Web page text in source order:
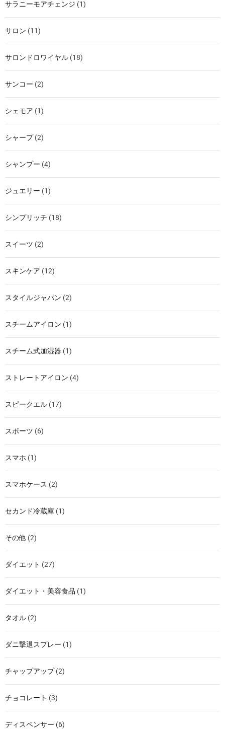
サラニーモアチェンジ (1)
サロン (11)
サロンドロワイヤル (18)
サンコー (2)
シェモア (1)
シャープ(2)
シャンプー (4)
ジュエリー (1)
シンプリッチ (18)
スイーツ (2)
スキンケア (12)
スタイルジャパン (2)
スチームアイロン (1)
スチーム式加湿器 (1)
ストレートアイロン (4)
スピークエル (17)
スポーツ (6)
スマホ (1)
スマホケース (2)
セカンド冷蔵庫 (1)
その他 (2)
ダイエット (27)
ダイエット・美容食品 (1)
タオル (2)
ダニ撃退スプレー (1)
チャップアップ(2)
チョコレート (3)
ディスペンサー (6)